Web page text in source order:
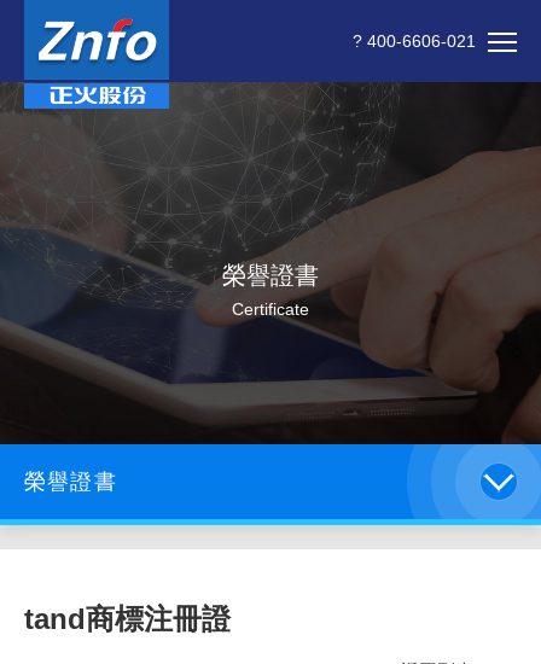
? 400-6606-021
榮譽證書
Certificate
榮譽證書
tand商標注冊證